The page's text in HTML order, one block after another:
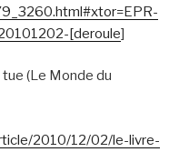
[deroule]
(Le Monde du
2010/12/02/le-livre-